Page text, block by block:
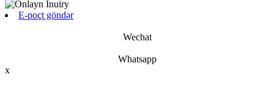
E-poçt göndər
Wechat
Whatsapp
x